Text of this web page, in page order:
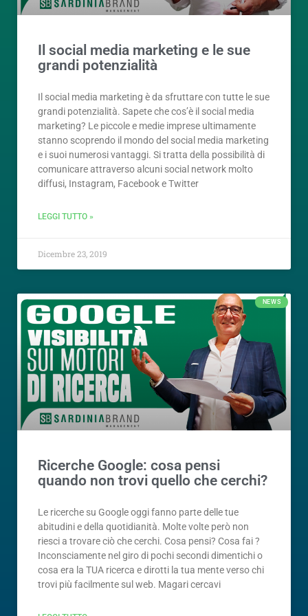
Il social media marketing e le sue
grandi potenzialità
Il social media marketing è da sfruttare con tutte le sue
grandi potenzialità. Sapete che cos’è il social media
marketing? Le piccole e medie imprese ultimamente
stanno scoprendo il mondo del social media marketing
e i suoi numerosi vantaggi. Si tratta della possibilità di
comunicare attraverso alcuni social network molto
diffusi, Instagram, Facebook e Twitter
LEGGI TUTTO »
Dicembre 23, 2019
NEWS
Ricerche Google: cosa pensi
quando non trovi quello che cerchi?
Le ricerche su Google oggi fanno parte delle tue
abitudini e della quotidianità. Molte volte però non
riesci a trovare ciò che cerchi. Cosa pensi? Cosa fai ?
Inconsciamente nel giro di pochi secondi dimentichi o
cosa era la TUA ricerca e dirotti la tua mente verso chi
trovi più facilmente sul web. Magari cercavi